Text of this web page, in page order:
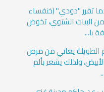
تقرر "دودي" (خنفساء
البيات الشتوي، تخوض
با...
الطويلة يعاني من مرض
ولذلك يشعر بألم